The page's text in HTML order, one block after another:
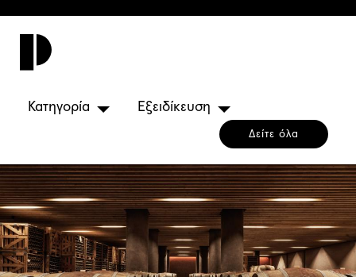
Κατηγορία Εξειδίκευση
Δείτε όλα